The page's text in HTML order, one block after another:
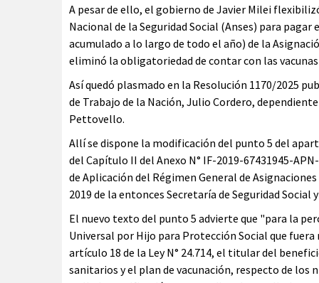
A pesar de ello, el gobierno de Javier Milei
Nacional de la Seguridad Social (Anses) para
acumulado a lo largo de todo el año) de la
eliminó la obligatoriedad de contar con las
Así quedó plasmado en la Resolución 1170/2025
de Trabajo de la Nación, Julio Cordero,
Pettovello.
Allí se dispone la modificación del punto 5 del
del Capítulo II del Anexo N° IF-2019-67431945-
de Aplicación del Régimen General de
2019 de la entonces Secretaría de Seguridad Social
El nuevo texto del punto 5 advierte que "para la
Universal por Hijo para Protección Social que
artículo 18 de la Ley N° 24.714, el titular del
sanitarios y el plan de vacunación, respecto de los